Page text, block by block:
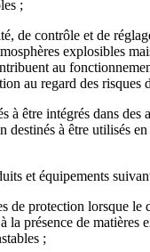
;
de contrôle et de
explosibles
au
au regard des risques
à être intégrés dans des
destinés à être utilisés
et équipements
de protection lorsque le
la présence de matières
;